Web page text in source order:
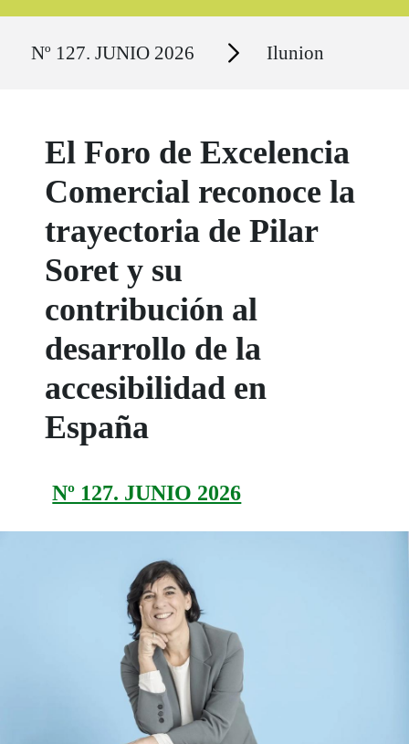
Nº 127. JUNIO 2026 Secciones Ilunion
El Foro de Excelencia
Comercial reconoce la
trayectoria de Pilar
Soret y su
contribución al
desarrollo de la
accesibilidad en
España
Nº 127. JUNIO 2026